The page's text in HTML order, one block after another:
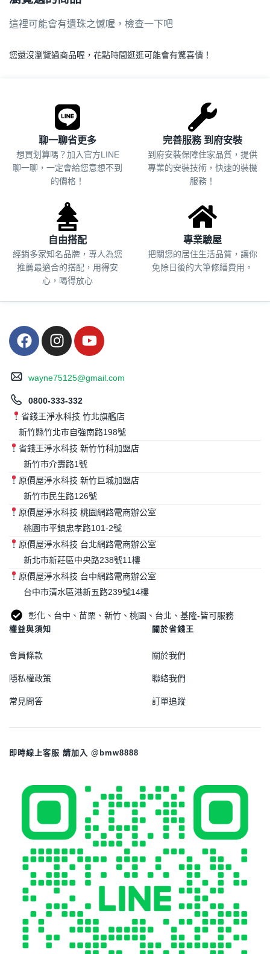
這裡可能會有遺珠之憾喔，檢查一下吧
您還沒瀏覽過商品喔，花點時間逛逛可能會有驚喜價！
聊一聊省更多
想買划算嗎？加入官方LINE
聊一聊，一定會給您意想不到
的價格！
完善服務 到府安裝
到府安裝保障住家品質，提供
專業的安裝技術，快速的裝機
服務！
自由搭配
經銷多家知名品牌，專人為您
推薦最適合的搭配，用得安
心，喝得放心
專業驗屋
把關您的居住生活品質， 讓你
免除日後的大筆修繕費用。
wayne75125@gmail.com
0800-333-332
省錢王淨水科技 竹北旗艦店
新竹縣竹北市自強南路198號
省錢王淨水科技 新竹竹科加盟店
新竹市介壽路1號
原價屋淨水科技 新竹巨城加盟店
新竹市民生路126號
原價屋淨水科技 桃園網路電商辦公室
桃園市平鎮忠孝路101-2號
原價屋淨水科技 台北網路電商辦公室
新北市新莊區中央路238號11樓
原價屋淨水科技 台中網路電商辦公室
台中市清水區港新五路239號14樓
彰化、台中、苗栗、新竹、桃園、台北、基隆-皆可服務
權益與須知
會員條款
隱私權政策
常見問答
關於省錢王
關於我們
聯絡我們
訂單追蹤
即時線上客服 請加入 @bmw8888